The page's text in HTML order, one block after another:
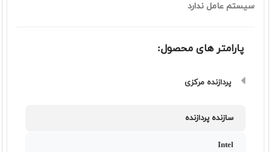
سیستم عامل ندارد
پارامتر های محصول:
پردازنده مرکزی
سازنده پردازنده
Intel